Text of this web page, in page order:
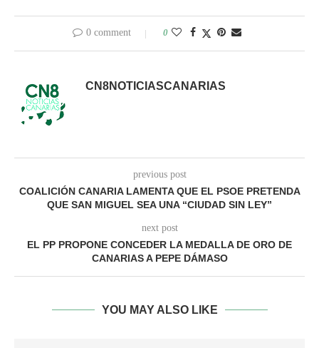
0 comment 0
CN8NOTICIASCANARIAS
previous post
COALICIÓN CANARIA LAMENTA QUE EL PSOE PRETENDA
QUE SAN MIGUEL SEA UNA “CIUDAD SIN LEY”
next post
EL PP PROPONE CONCEDER LA MEDALLA DE ORO DE
CANARIAS A PEPE DÁMASO
YOU MAY ALSO LIKE